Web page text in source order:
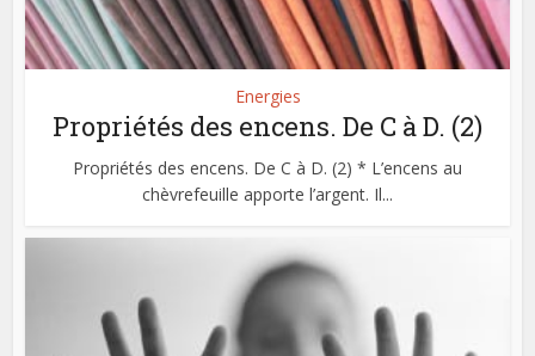
Energies
Propriétés des encens. De C à D. (2)
Propriétés des encens. De C à D. (2) * L’encens au
chèvrefeuille apporte l’argent. Il...